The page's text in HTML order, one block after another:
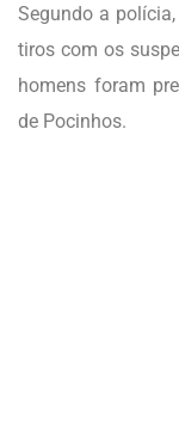
Segundo a
tiros com os
homens foram
de Pocinhos.